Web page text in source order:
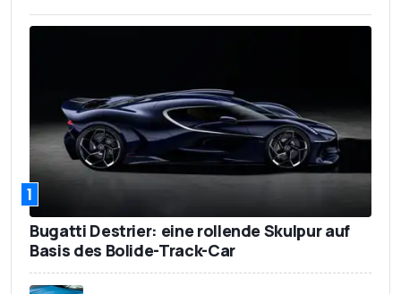
1
Bugatti Destrier: eine rollende Skulpur auf
Basis des Bolide-Track-Car